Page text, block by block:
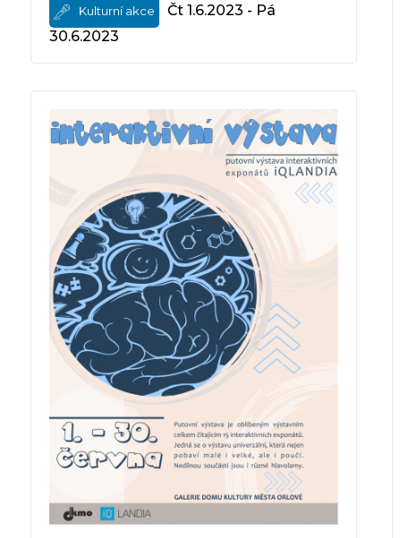
Kulturní akce
Čt 1.6.2023 - Pá
30.6.2023